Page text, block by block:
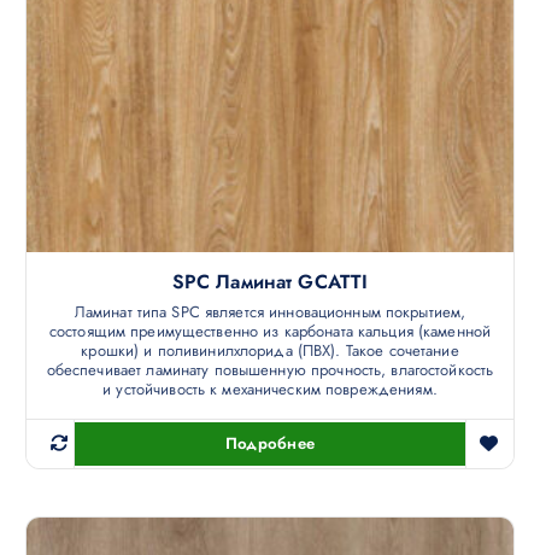
SPC Ламинат GCATTI
Ламинат типа SPC является инновационным покрытием,
состоящим преимущественно из карбоната кальция (каменной
крошки) и поливинилхлорида (ПВХ). Такое сочетание
обеспечивает ламинату повышенную прочность, влагостойкость
и устойчивость к механическим повреждениям.
Подробнее